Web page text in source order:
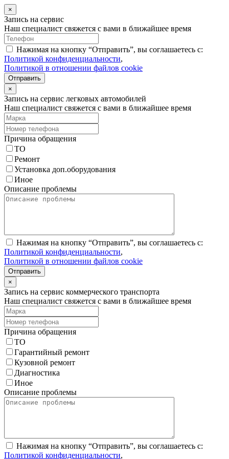
×
Запись на сервис
Наш специалист свяжется с вами в ближайшее время
Нажимая на кнопку “Отправить”, вы соглашаетесь с:
Политикой конфиденциальности,
Политикой в отношении файлов cookie
Отправить
×
Запись на сервис легковых автомобилей
Наш специалист свяжется с вами в ближайшее время
Причина обращения
ТО
Ремонт
Установка доп.оборудования
Иное
Описание проблемы
Нажимая на кнопку “Отправить”, вы соглашаетесь с:
Политикой конфиденциальности,
Политикой в отношении файлов cookie
Отправить
×
Запись на сервис коммерческого транспорта
Наш специалист свяжется с вами в ближайшее время
Причина обращения
ТО
Гарантийный ремонт
Кузовной ремонт
Диагностика
Иное
Описание проблемы
Нажимая на кнопку “Отправить”, вы соглашаетесь с:
Политикой конфиденциальности,